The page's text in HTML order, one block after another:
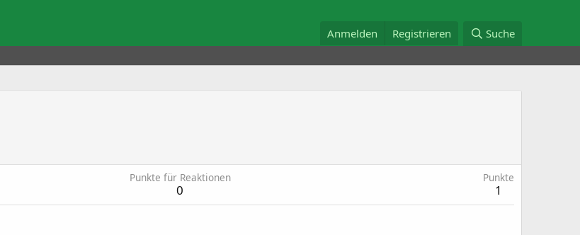
Anmelden Registrieren Suche
Punkte für Reaktionen
0
Punkte
1